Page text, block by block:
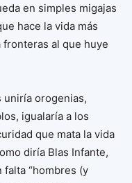
en simples migajas
hace la vida más
al que huye
orogenias,
igualaría a los
que mata la vida
diría Blas Infante,
falta “hombres (y